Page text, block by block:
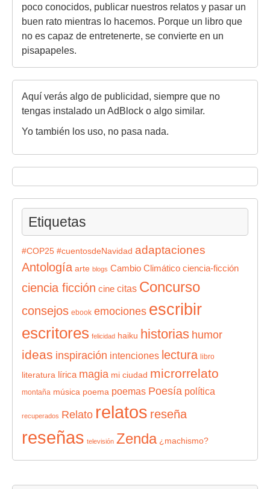
poco conocidos, publicar nuestros relatos y pasar un
buen rato mientras lo hacemos. Porque un libro que
no es capaz de entretenerte, se convierte en un
pisapapeles.
Aquí verás algo de publicidad, siempre que no
tengas instalado un AdBlock o algo similar.
Yo también los uso, no pasa nada.
Etiquetas
#COP25 #cuentosdeNavidad adaptaciones
Antología arte blogs Cambio Climático ciencia-ficción
ciencia ficción cine citas Concurso
consejos ebook emociones escribir
escritores felicidad haiku historias humor
ideas inspiración intenciones lectura libro
literatura lírica magia mi ciudad microrrelato
montaña música poema poemas Poesía política
recuperados Relato relatos reseña
reseñas televisión Zenda ¿machismo?